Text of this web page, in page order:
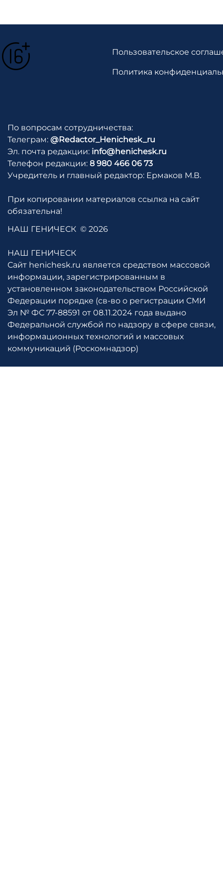
Пользовательское
Политика
По вопросам сотрудничества:
Телеграм: @Redactor_Henichesk_ru
Эл. почта редакции: info@henichesk.ru
Телефон редакции: 8 980 466 06 73
Учредитель и главный редактор: Ермаков М.В.
При копировании материалов ссылка на сайт
обязательна!
НАШ ГЕНИЧЕСК © 2026
НАШ ГЕНИЧЕСК
Сайт henichesk.ru является средством массовой
информации, зарегистрированным в
установленном законодательством Российской
Федерации порядке (св-во о регистрации СМИ
Эл № ФС 77-88591 от 08.11.2024 года выдано
Федеральной службой по надзору в сфере связи,
информационных технологий и массовых
коммуникаций (Роскомнадзор)